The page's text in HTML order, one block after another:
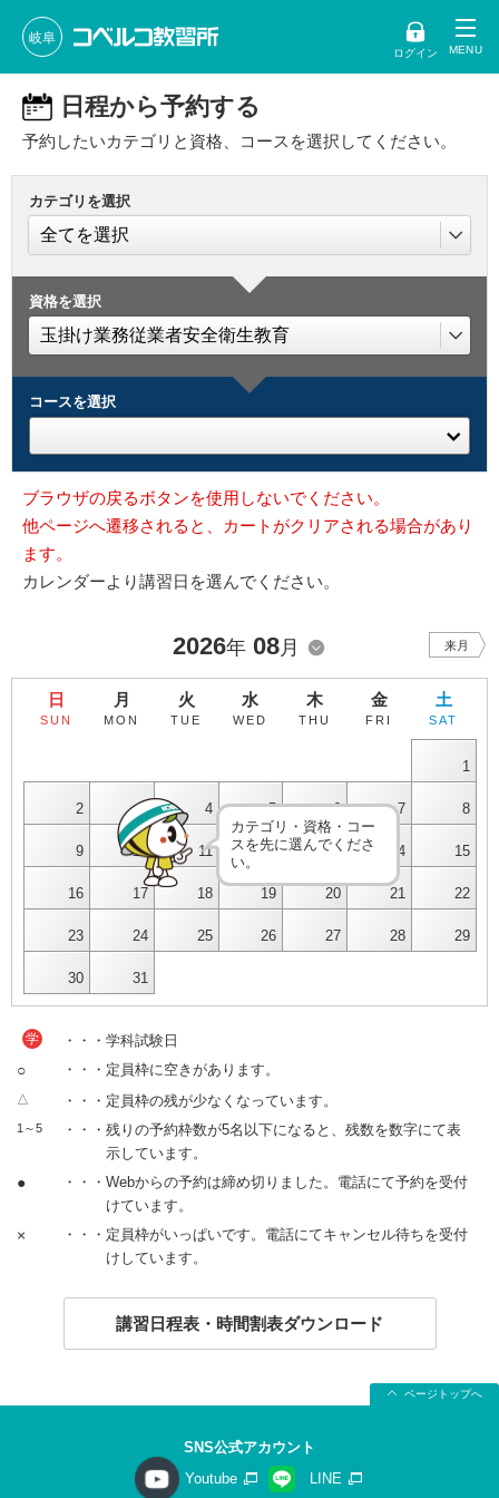
岐阜
ログイン
日程から予約する
予約したいカテゴリと資格、コースを選択してください。
カテゴリを選択
資格を選択
コースを選択
ブラウザの戻るボタンを使用しないでください。
他ページへ遷移されると、カートがクリアされる場合があり
ます。
カレンダーより講習日を選んでください。
2026年 08月 来月
日
SUN
月
MON
火
TUE
水
WED
木
THU
金
FRI
土
SAT
1
2 3 4 5 6 7 8
9 10 11 12 13 14 15
16 17 18 19 20 21 22
23 24 25 26 27 28 29
30 31
カテゴリ・資格・コー
スを先に選んでくださ
い。
学 ・・・学科試験日
○ ・・・定員枠に空きがあります。
△ ・・・定員枠の残が少なくなっています。
1～5
・・・残りの予約枠数が5名以下になると、残数を数字にて表
示しています。
●
・・・Webからの予約は締め切りました。電話にて予約を受付
けています。
×
・・・定員枠がいっぱいです。電話にてキャンセル待ちを受付
けしています。
講習日程表・時間割表ダウンロード
ページトップへ
SNS公式アカウント
Youtube
LINE